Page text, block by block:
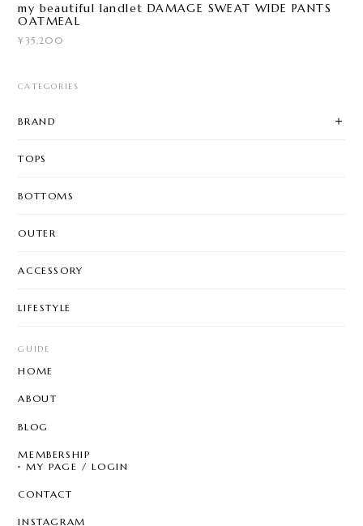
my beautiful landlet DAMAGE SWEAT WIDE PANTS
OATMEAL
¥35,200
CATEGORIES
BRAND
TOPS
BOTTOMS
OUTER
ACCESSORY
LIFESTYLE
GUIDE
HOME
ABOUT
BLOG
MEMBERSHIP
MY PAGE / LOGIN
CONTACT
INSTAGRAM